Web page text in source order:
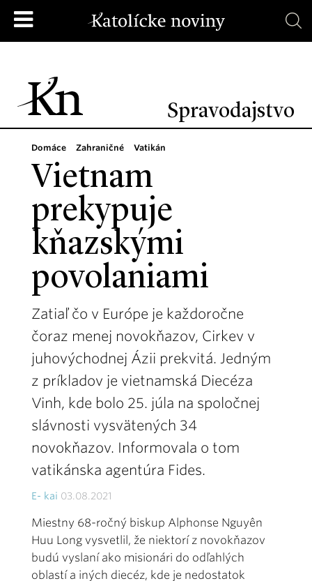
Spravodajstvo
Domáce Zahraničné Vatikán
Vietnam
prekypuje
kňazskými
povolaniami
Zatiaľ čo v Európe je každoročne
čoraz menej novokňazov, Cirkev v
juhovýchodnej Ázii prekvitá. Jedným
z príkladov je vietnamská Diecéza
Vinh, kde bolo 25. júla na spoločnej
slávnosti vysvätených 34
novokňazov. Informovala o tom
vatikánska agentúra Fides.
E- kai 03.08.2021
Miestny 68-ročný biskup Alphonse Nguyên
Huu Long vysvetlil, že niektorí z novokňazov
budú vyslaní ako misionári do odľahlých
oblastí a iných diecéz, kde je nedostatok